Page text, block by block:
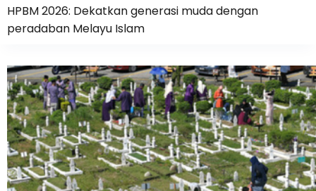
HPBM 2026: Dekatkan generasi muda dengan
peradaban Melayu Islam